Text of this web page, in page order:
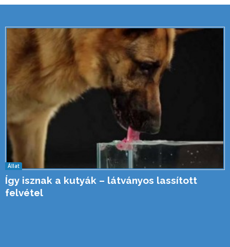
Állat
Így isznak a kutyák – látványos lassított
felvétel